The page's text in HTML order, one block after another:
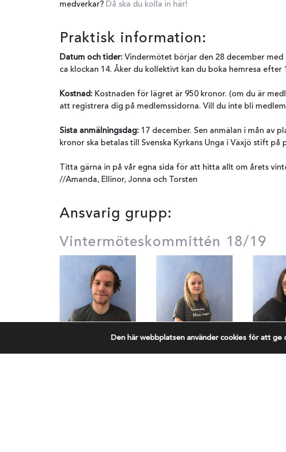
medverkar? Då ska du kolla in här!
Praktisk information:
Datum och tider: Vindermötet börjar den 28 december
ca klockan 14. Åker du kollektivt kan du boka hemresa efter
Kostnad: Kostnaden för lägret är 950 kronor. (om du är
att registrera dig på medlemssidorna. Vill du inte bli
Sista anmälningsdag: 17 december. Sen anmälan i mån av
kronor ska betalas till Svenska Kyrkans Unga i Växjö stift
Titta gärna in på vår egna sida för att hitta allt om årets
//Amanda, Ellinor, Jonna och Torsten
Ansvarig grupp:
Vintermöteskommittén 18/19
Håkan Runnsjö Molly Fagergren Clara
Den här webbplatsen använder cookies för att